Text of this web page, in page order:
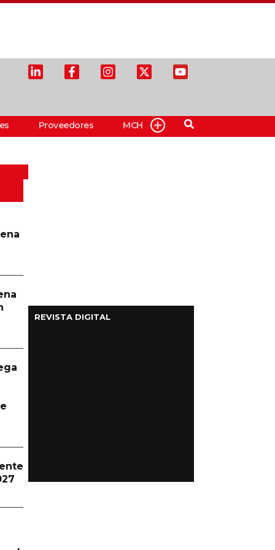
Proveedores MCH
REVISTA DIGITAL